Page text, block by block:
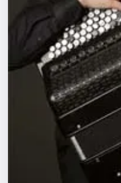
Площадки
Артисты
Рейтинги